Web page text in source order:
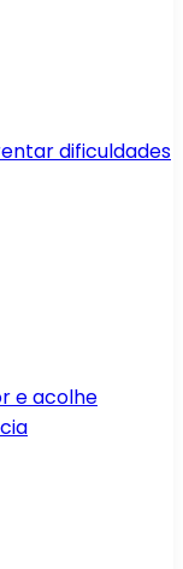
dificuldades
e acolhe